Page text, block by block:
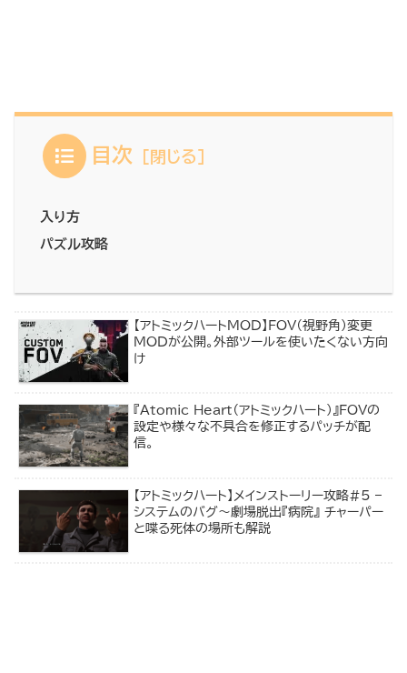
目次
入り方
パズル攻略
【アトミックハートMOD】FOV（視野角）変更
MODが公開。外部ツールを使いたくない方向
け
『Atomic Heart（アトミックハート）』FOVの
設定や様々な不具合を修正するパッチが配
信。
【アトミックハート】メインストーリー攻略#5 –
システムのバグ～劇場脱出『病院』 チャーパー
と喋る死体の場所も解説